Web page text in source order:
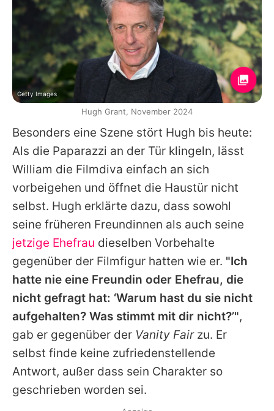
Besonders eine Szene stört Hugh bis heute:
Als die Paparazzi an der Tür klingeln, lässt
William die Filmdiva einfach an sich
vorbeigehen und öffnet die Haustür nicht
selbst. Hugh erklärte dazu, dass sowohl
seine früheren Freundinnen als auch seine
jetzige Ehefrau dieselben Vorbehalte
gegenüber der Filmfigur hatten wie er. "Ich
hatte nie eine Freundin oder Ehefrau, die
nicht gefragt hat: ‘Warum hast du sie nicht
aufgehalten? Was stimmt mit dir nicht?’",
gab er gegenüber der Vanity Fairzu. Er
selbst finde keine zufriedenstellende
Antwort, außer dass sein Charakter so
geschrieben worden sei.
Getty Images
Hugh Grant, November 2024